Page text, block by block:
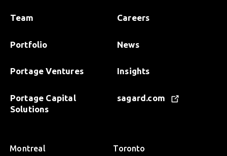
Team
Portfolio
Portage Ventures
Portage Capital
Solutions
Careers
News
Insights
sagard.com
Montreal Toronto